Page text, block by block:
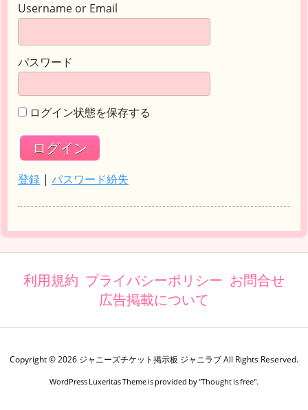
Username or Email
パスワード
ログイン状態を保存する
登録 | パスワード紛失
利用規約 プライバシーポリシー お問合せ
広告掲載について
Copyright ©2026 ジャニーズチケット掲示板 ジャニラブAll Rights Reserved.
WordPress Luxeritas Theme is provided by "Thought is free".